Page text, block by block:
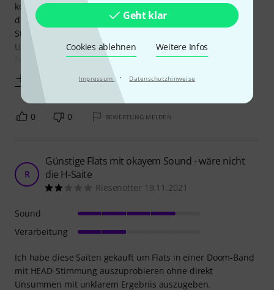
Geht klar
Cookies ablehnen Weitere Infos
Impressum · Datenschutzhinweise
kommt, ist allerdings Hopfen und Malz verloren, denn der
dickste Kollege in diesem Set klingt bereits nach wenigen
Stunden absolut tot, leise und drucklos. Der klangliche
Unterschied zwischen hohen und tiefen Saiten ist einfach
frappierend auffällig, so,
Mehr anzeigen
0 0 BEWERTUNG MELDEN
R
Günstige Flats mit okayem Sound - wäre nicht
die H-Saite
Riesenotter 19.11.2021
Ich habe diese Saiten gekauft um Flats in einer Doom-Band
mit HEAD-Stimmung auszuprobieren ohne direkt
Unsummen mit unklarem Ergebnis auszugeben.
Sound
Verarbeitung